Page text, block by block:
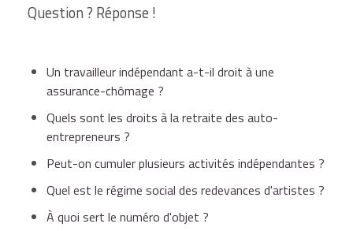
Question ? Réponse !
Un travailleur indépendant a-t-il droit à une
assurance-chômage ?
Quels sont les droits à la retraite des auto-
entrepreneurs ?
Peut-on cumuler plusieurs activités indépendantes ?
Quel est le régime social des redevances d'artistes ?
À quoi sert le numéro d'objet ?